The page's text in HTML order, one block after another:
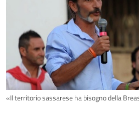
«Il territorio sassarese ha bisogno della